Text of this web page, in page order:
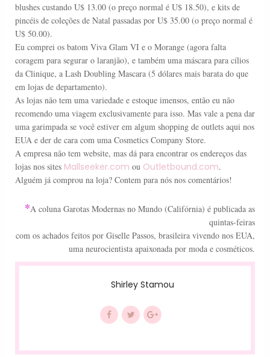
blushes custando U$ 13.00 (o preço normal é U$ 18.50), e kits de
pincéis de coleções de Natal passadas por U$ 35.00 (o preço normal é
U$ 50.00).
Eu comprei os batom Viva Glam VI e o Morange (agora falta
coragem para segurar o laranjão), e também uma máscara para cílios
da Clinique, a Lash Doubling Mascara (5 dólares mais barata do que
em lojas de departamento).
As lojas não tem uma variedade e estoque imensos, então eu não
recomendo uma viagem exclusivamente para isso. Mas vale a pena dar
uma garimpada se você estiver em algum shopping de outlets aqui nos
EUA e der de cara com uma Cosmetics Company Store.
A empresa não tem website, mas dá para encontrar os endereços das
lojas nos sites Mallseeker.com ou Outletbound.com.
Alguém já comprou na loja? Contem para nós nos comentários!
*A coluna Garotas Modernas no Mundo (Califórnia) é publicada as
quintas-feiras
com os achados feitos por Giselle Passos, brasileira vivendo nos EUA,
uma neurocientista apaixonada por moda e cosméticos.
Shirley Stamou